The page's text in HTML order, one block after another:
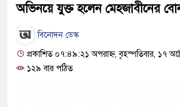
অভিনয়ে যুক্ত হলেন মেহজাবীনের
বিনোদন ডেস্ক
প্রকাশিত ০৭:৪৯:২১ অপরাহ্ন, বৃহস্পতিবার, ১৭
১২৯ বার পঠিত